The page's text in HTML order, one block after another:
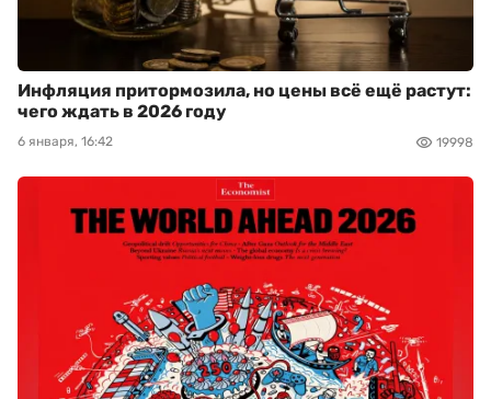
Инфляция притормозила, но цены всё ещё растут:
чего ждать в 2026 году
6 января, 16:42 19998